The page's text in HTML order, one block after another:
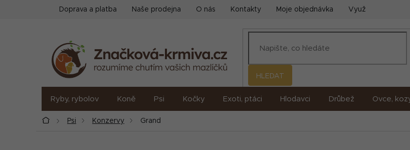
Doprava a platba Naše prodejna O nás Kontakty Moje objednávka Využití umělé
HLEDAT
Ryby, rybolov Koně Psi Kočky Exoti, ptáci Hlodavci Drůbež Ovce,
DomůPsi Konzervy Grand